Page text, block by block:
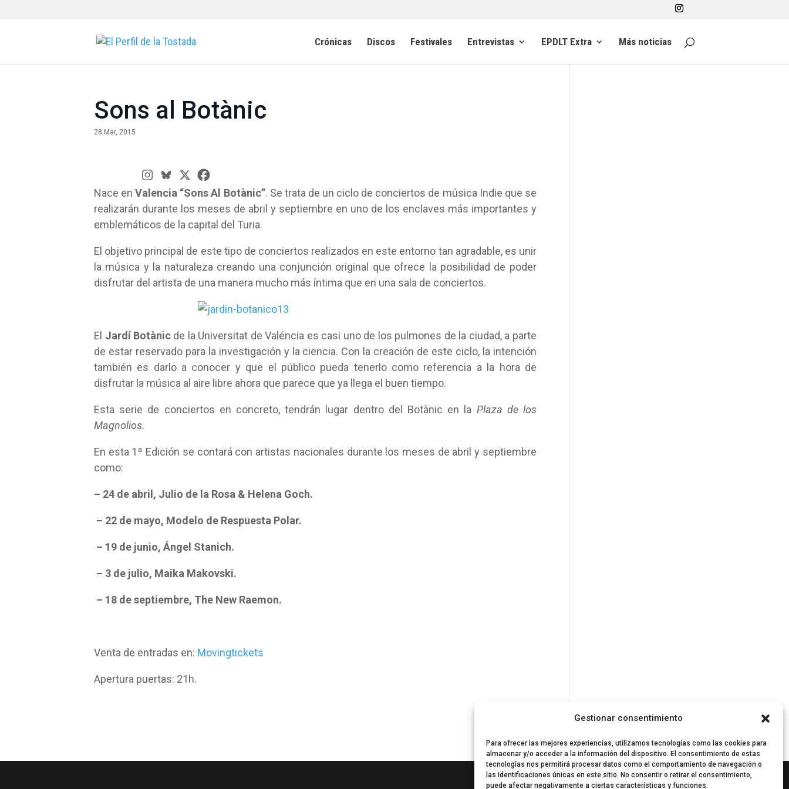
Gestionar consentimiento
Para ofrecer las mejores experiencias, utilizamos tecnologías como las cookies para
almacenar y/o acceder a la información del dispositivo. El consentimiento de estas
tecnologías nos permitirá procesar datos como el comportamiento de navegación o
las identificaciones únicas en este sitio. No consentir o retirar el consentimiento,
puede afectar negativamente a ciertas características y funciones.
Crónicas Discos Festivales Entrevistas EPDLT Extra Más noticias
Sons al Botànic
28 Mar, 2015
Nace enValencia “Sons Al Botànic”. Se trata de un ciclo de conciertos de música Indie que se
realizarán durante los meses de abril y septiembre en uno de los enclaves más importantes y
emblemáticos de la capital del Turia.
El objetivo principal de este tipo de conciertos realizados en este entorno tan agradable, es unir
la música y la naturaleza creando una conjunción original que ofrece la posibilidad de poder
disfrutar del artista de una manera mucho más íntima que en una sala de conciertos.
El Jardí Botànic de la Universitat de Valéncia es casi uno de los pulmones de la ciudad, a parte
de estar reservado para la investigación y la ciencia. Con la creación de este ciclo, la intención
también es darlo a conocer y que el público pueda tenerlo como referencia a la hora de
disfrutar la música al aire libre ahora que parece que ya llega el buen tiempo.
Esta serie de conciertos en concreto, tendrán lugar dentro del Botànic en la Plaza de los
Magnolios.
En esta 1ª Edición se contará con artistas nacionales durante los meses de abril y septiembre
como:
– 24 de abril, Julio de la Rosa & Helena Goch.
– 22 de mayo, Modelo de Respuesta Polar.
– 19 de junio, Ángel Stanich.
– 3 de julio, Maika Makovski.
– 18 de septiembre, The New Raemon.
Venta de entradas en: Movingtickets
Apertura puertas: 21h.